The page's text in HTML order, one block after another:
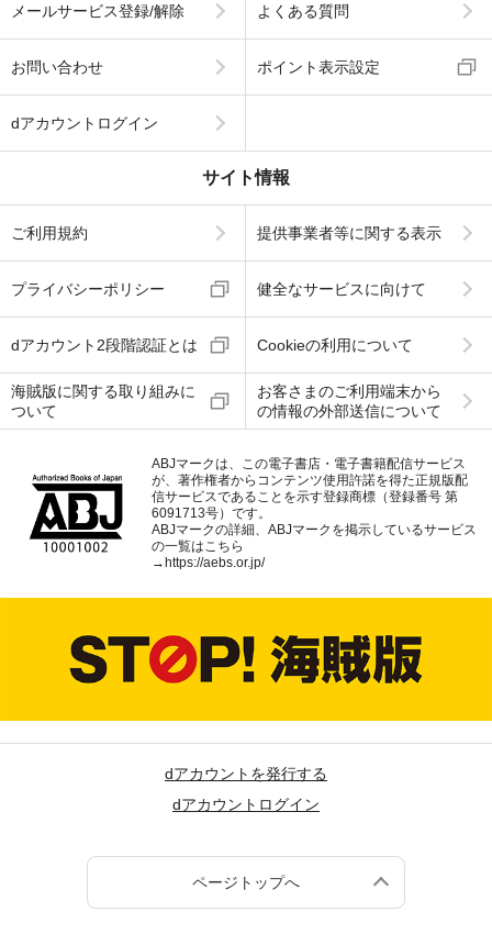
メールサービス登録/解除 よくある質問
お問い合わせ ポイント表示設定
dアカウントログイン
サイト情報
ご利用規約 提供事業者等に関する表示
プライバシーポリシー 健全なサービスに向けて
dアカウント2段階認証とは Cookieの利用について
海賊版に関する取り組みに
ついて
お客さまのご利用端末から
の情報の外部送信について
ABJマークは、この電子書店・電子書籍配信サービス
が、著作権者からコンテンツ使用許諾を得た正規版配
信サービスであることを示す登録商標（登録番号 第
6091713号）です。
ABJマークの詳細、ABJマークを掲示しているサービス
の一覧はこちら
→ https://aebs.or.jp/
dアカウントを発行する
dアカウントログイン
ページトップへ